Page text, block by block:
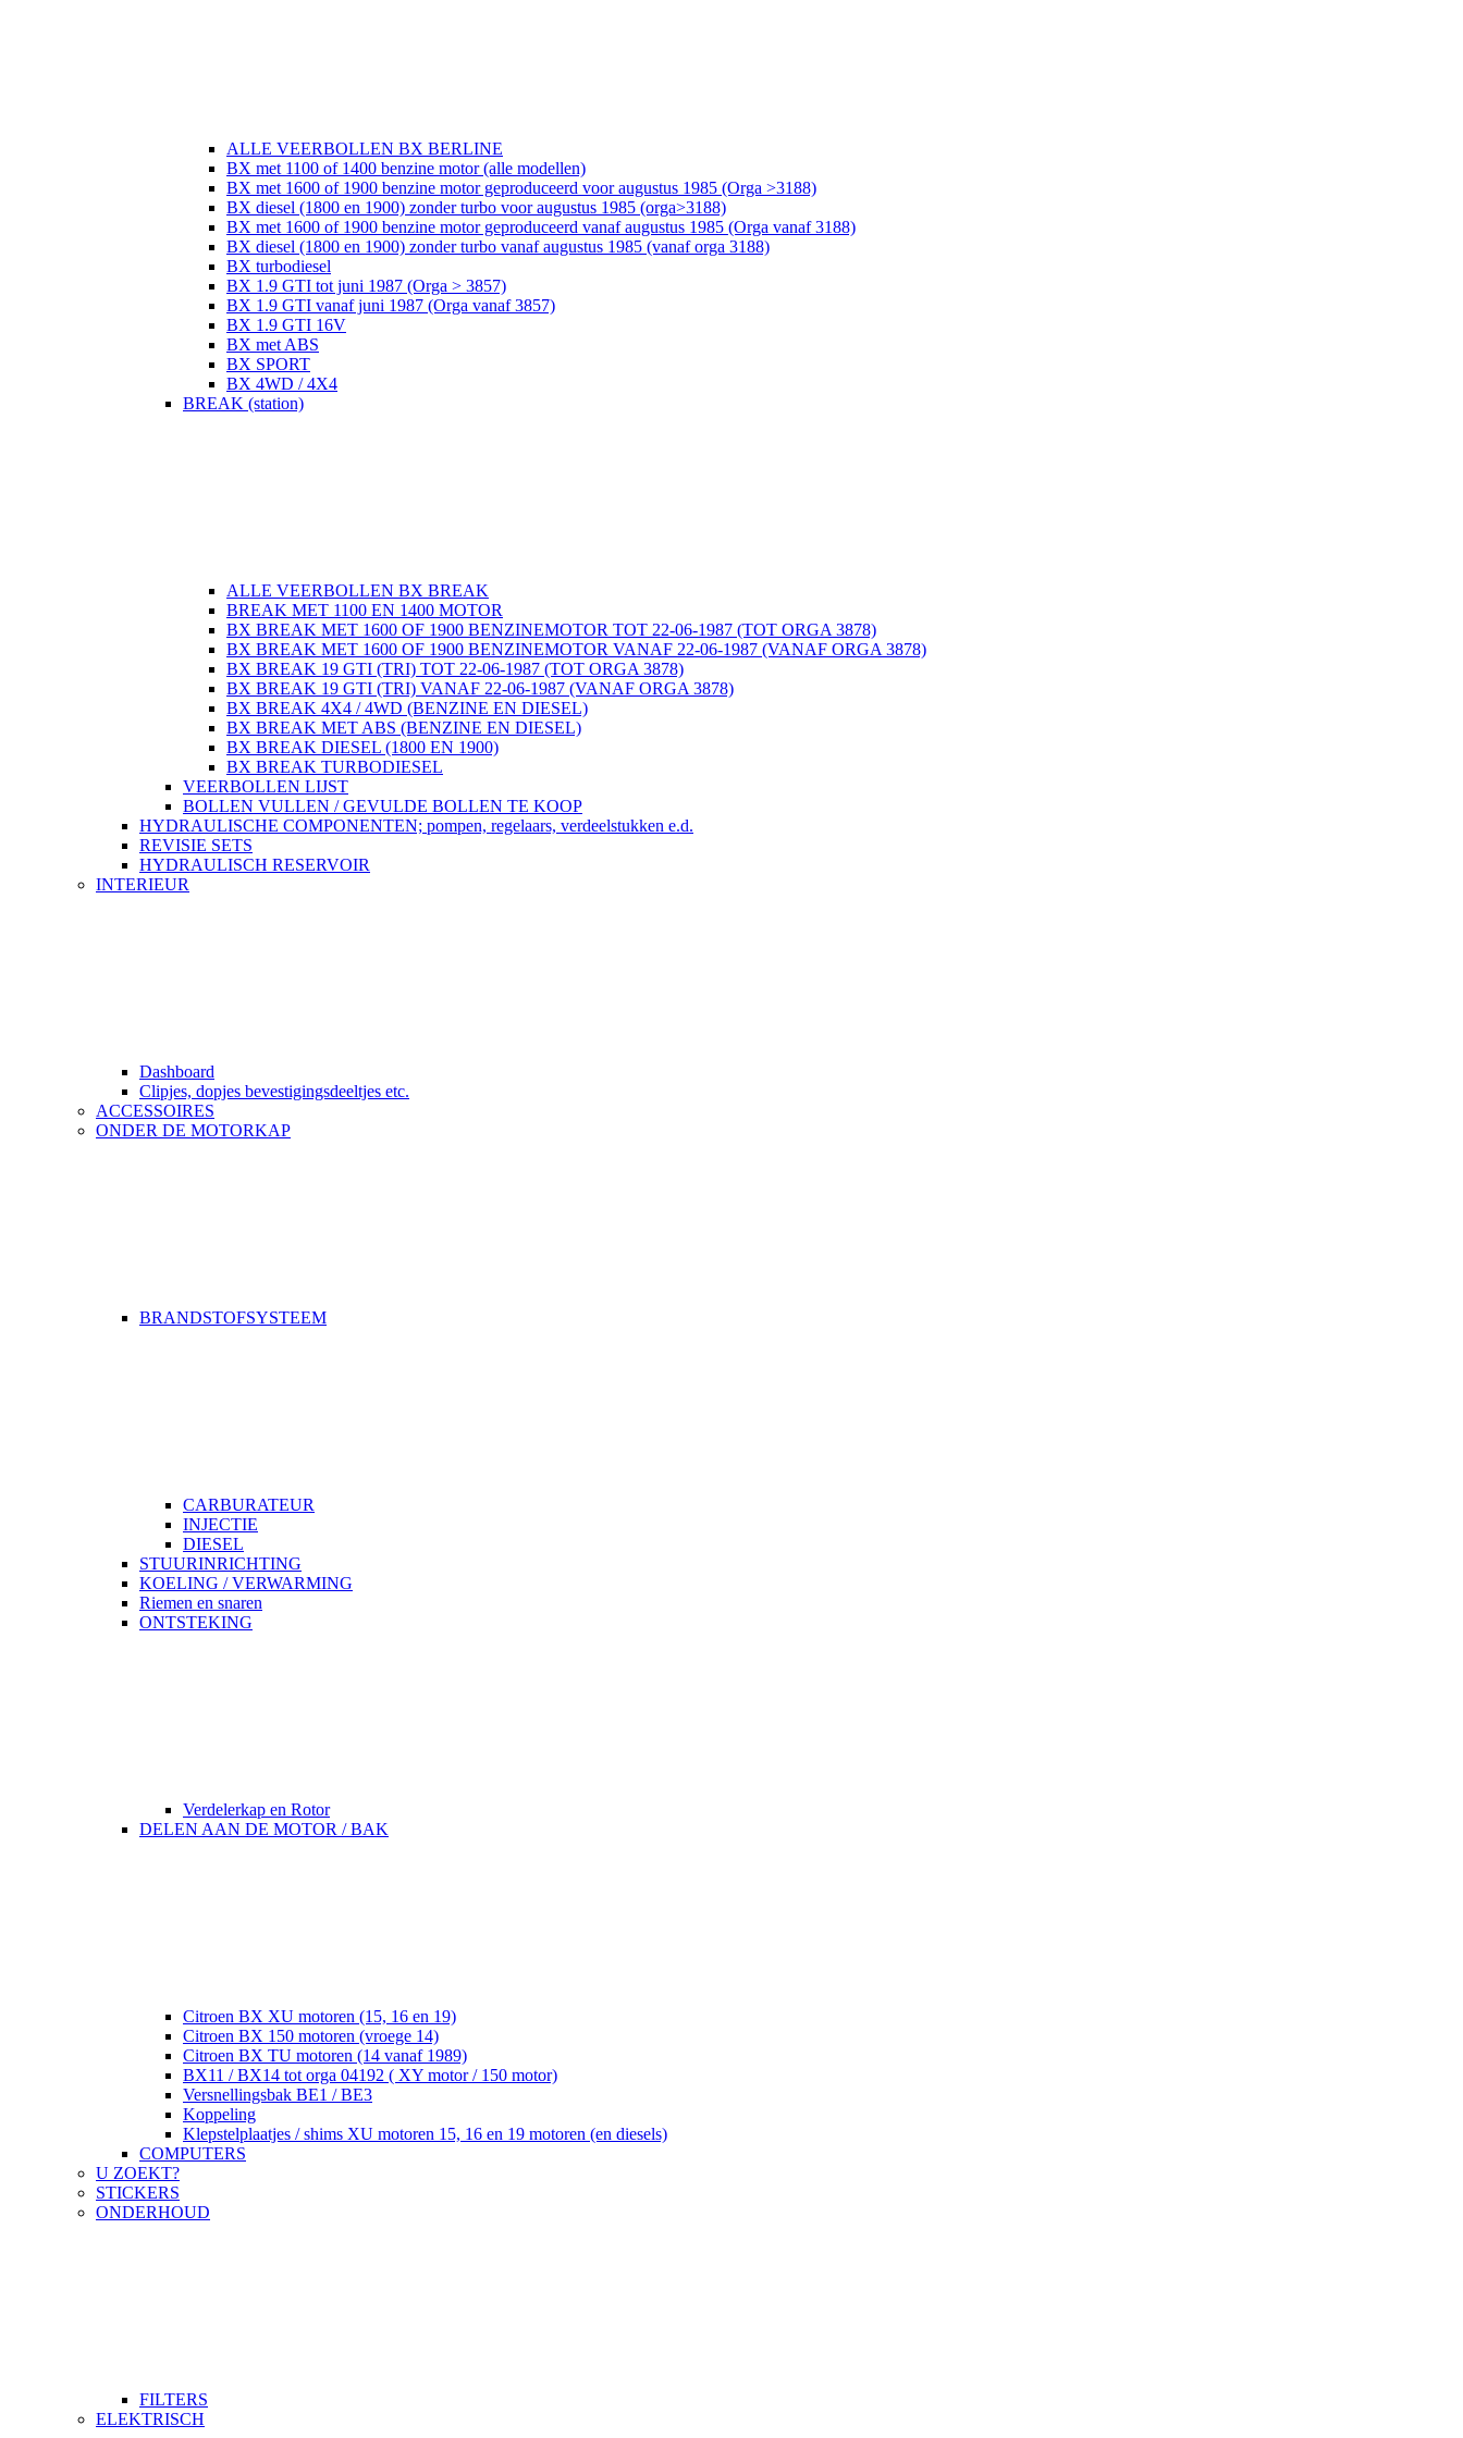
ALLE VEERBOLLEN BX BERLINE
BX met 1100 of 1400 benzine motor (alle modellen)
BX met 1600 of 1900 benzine motor geproduceerd voor augustus 1985 (Orga >3188)
BX diesel (1800 en 1900) zonder turbo voor augustus 1985 (orga>3188)
BX met 1600 of 1900 benzine motor geproduceerd vanaf augustus 1985 (Orga vanaf 3188)
BX diesel (1800 en 1900) zonder turbo vanaf augustus 1985 (vanaf orga 3188)
BX turbodiesel
BX 1.9 GTI tot juni 1987 (Orga > 3857)
BX 1.9 GTI vanaf juni 1987 (Orga vanaf 3857)
BX 1.9 GTI 16V
BX met ABS
BX SPORT
BX 4WD / 4X4
BREAK (station)
ALLE VEERBOLLEN BX BREAK
BREAK MET 1100 EN 1400 MOTOR
BX BREAK MET 1600 OF 1900 BENZINEMOTOR TOT 22-06-1987 (TOT ORGA 3878)
BX BREAK MET 1600 OF 1900 BENZINEMOTOR VANAF 22-06-1987 (VANAF ORGA 3878)
BX BREAK 19 GTI (TRI) TOT 22-06-1987 (TOT ORGA 3878)
BX BREAK 19 GTI (TRI) VANAF 22-06-1987 (VANAF ORGA 3878)
BX BREAK 4X4 / 4WD (BENZINE EN DIESEL)
BX BREAK MET ABS (BENZINE EN DIESEL)
BX BREAK DIESEL (1800 EN 1900)
BX BREAK TURBODIESEL
VEERBOLLEN LIJST
BOLLEN VULLEN / GEVULDE BOLLEN TE KOOP
HYDRAULISCHE COMPONENTEN; pompen, regelaars, verdeelstukken e.d.
REVISIE SETS
HYDRAULISCH RESERVOIR
INTERIEUR
Dashboard
Clipjes, dopjes bevestigingsdeeltjes etc.
ACCESSOIRES
ONDER DE MOTORKAP
BRANDSTOFSYSTEEM
CARBURATEUR
INJECTIE
DIESEL
STUURINRICHTING
KOELING / VERWARMING
Riemen en snaren
ONTSTEKING
Verdelerkap en Rotor
DELEN AAN DE MOTOR / BAK
Citroen BX XU motoren (15, 16 en 19)
Citroen BX 150 motoren (vroege 14)
Citroen BX TU motoren (14 vanaf 1989)
BX11 / BX14 tot orga 04192 ( XY motor / 150 motor)
Versnellingsbak BE1 / BE3
Koppeling
Klepstelplaatjes / shims XU motoren 15, 16 en 19 motoren (en diesels)
COMPUTERS
U ZOEKT?
STICKERS
ONDERHOUD
FILTERS
ELEKTRISCH